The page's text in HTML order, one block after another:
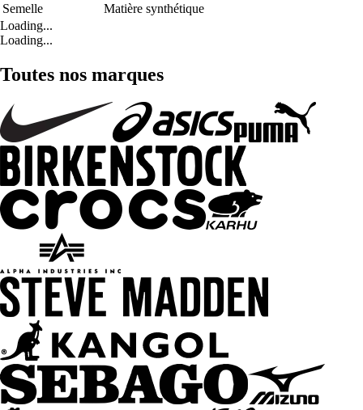
Semelle
Matière synthétique
Loading...
Loading...
Toutes nos marques